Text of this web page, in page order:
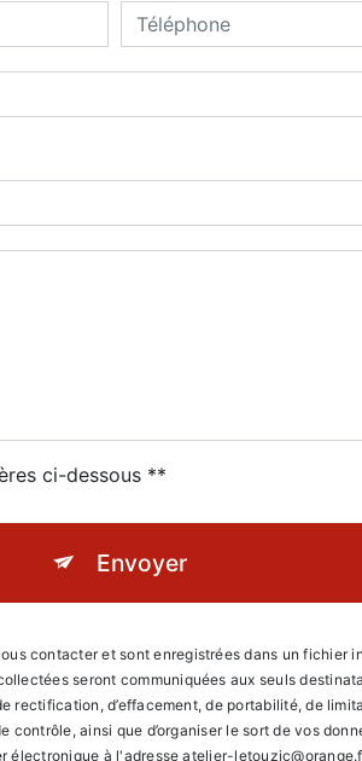
ci-dessous **
Envoyer
contacter et sont enregistrées dans un fichier
seront communiquées aux seuls
rectification, d’effacement, de portabilité, de
contrôle, ainsi que d’organiser le sort de vos
à l'adresse atelier-